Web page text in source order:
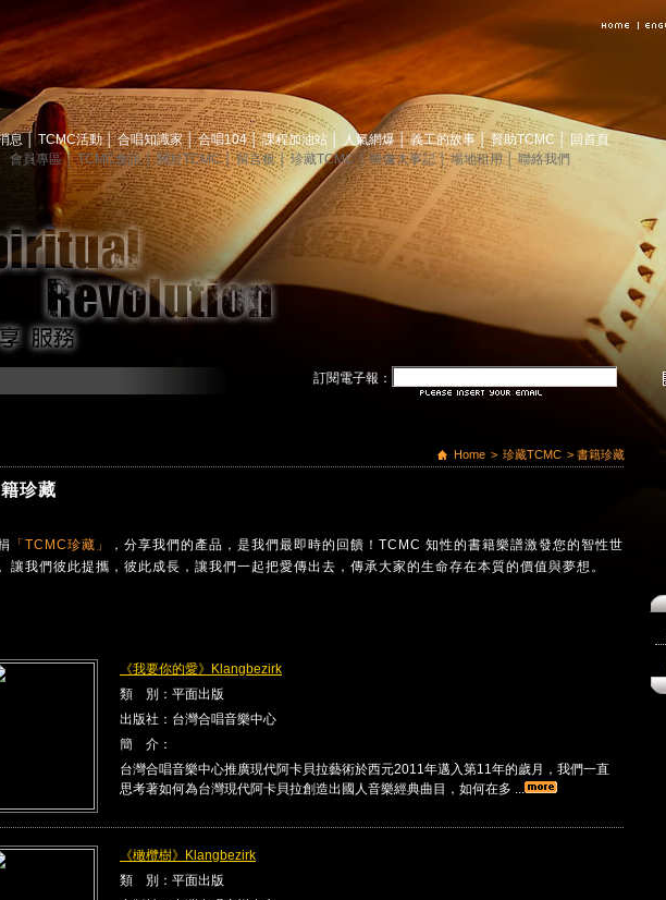
息 TCMC活動│ 合唱知識家│ 合唱104│ 課程加油站 人氣網爆│ 義工的故事 │ 贊助TCMC │ 回首頁
會員專區│ TCMC會訊│ 關於TCMC│ 留言板│ 珍藏TCMC│ 映像大事記│ 場地租用│ 聯絡我們
訂閱電子報：
Home > 珍藏TCMC > 書籍珍藏
珍藏
「TCMC珍藏」
，分享我們的產品，是我們最即時的回饋！TCMC 知性的書籍樂譜激發您的智性世
讓我們彼此提攜，彼此成長，讓我們一起把愛傳出去，傳承大家的生命存在本質的價值與夢想。
《我要你的愛》Klangbezirk
類 別：平面出版
出版社：台灣合唱音樂中心
簡 介：
台灣合唱音樂中心推廣現代阿卡貝拉藝術於西元2011年邁入第11年的歲月，我們一直
思考著如何為台灣現代阿卡貝拉創造出國人音樂經典曲目，如何在多 ...
《橄欖樹》Klangbezirk
類 別：平面出版